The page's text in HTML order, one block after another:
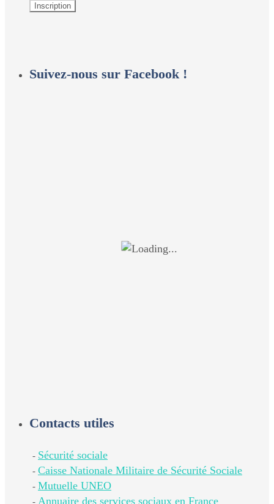
Suivez-nous sur Facebook !
Contacts utiles
- Sécurité sociale
- Caisse Nationale Militaire de Sécurité Sociale
- Mutuelle UNEO
- Annuaire des services sociaux en France